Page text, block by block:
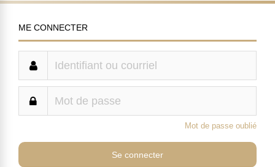
ME CONNECTER
Mot de passe oublié